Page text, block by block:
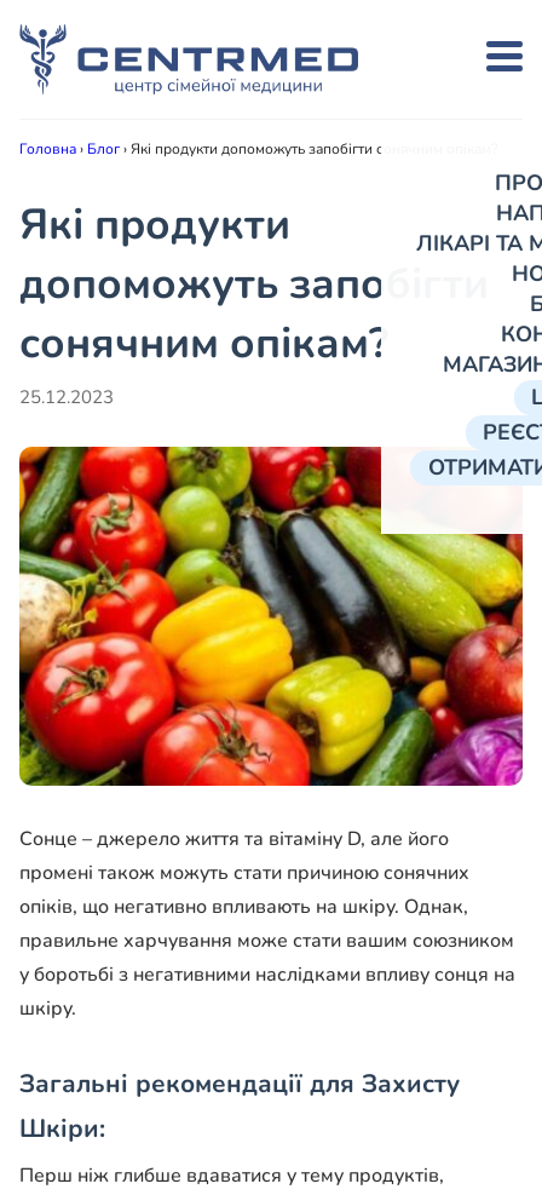
ЛІКАРІ
Головна› Блог›Які продукти допоможуть запобігти сонячним опікам?
Які продукти
допоможуть запобігти
сонячним опікам?
25.12.2023
Сонце – джерело життя та вітаміну D, але його
промені також можуть стати причиною сонячних
опіків, що негативно впливають на шкіру. Однак,
правильне харчування може стати вашим союзником
у боротьбі з негативними наслідками впливу сонця на
шкіру.
Загальні рекомендації для Захисту
Шкіри:
Перш ніж глибше вдаватися у тему продуктів,